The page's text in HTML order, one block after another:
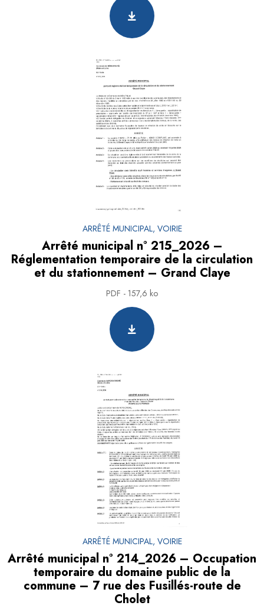
ARRÊTÉ MUNICIPAL, VOIRIE
Arrêté municipal n° 215_2026 –
Réglementation temporaire de la circulation
et du stationnement – Grand Claye
PDF - 157,6 ko
ARRÊTÉ MUNICIPAL, VOIRIE
Arrêté municipal n° 214_2026 – Occupation
temporaire du domaine public de la
commune – 7 rue des Fusillés-route de
Cholet